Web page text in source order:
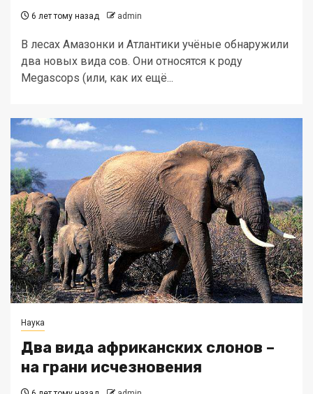
6 лет тому назад admin
В лесах Амазонки и Атлантики учёные обнаружили
два новых вида сов. Они относятся к роду
Megascops (или, как их ещё...
Наука
Два вида африканских слонов –
на грани исчезновения